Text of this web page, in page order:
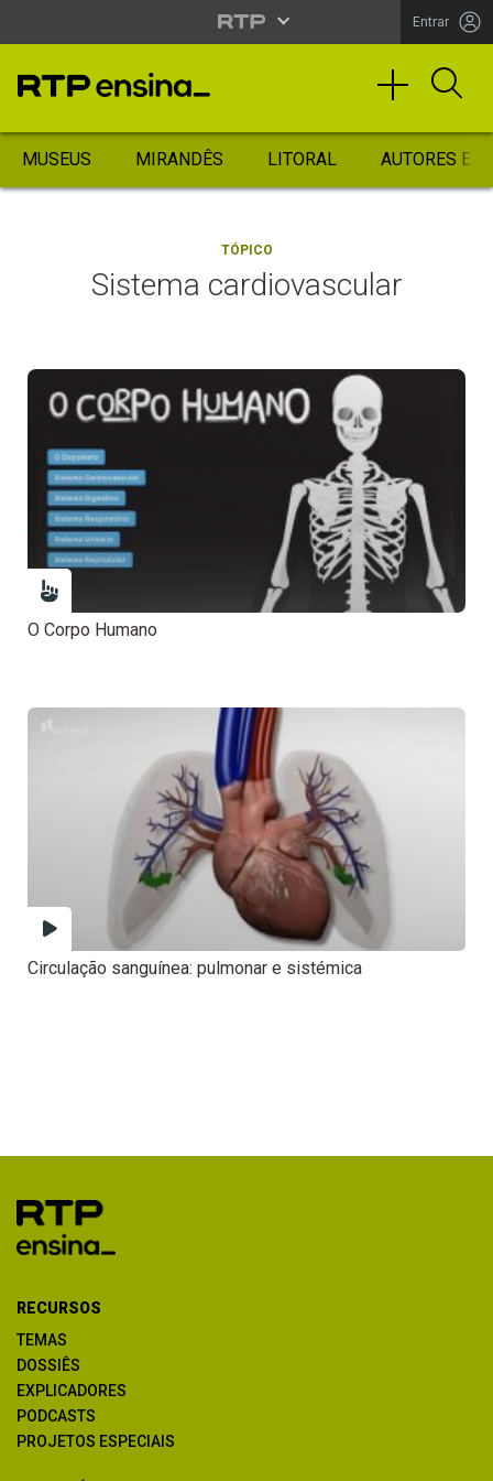
Entrar
MUSEUS MIRANDÊS LITORAL AUTORES
TÓPICO
Sistema cardiovascular
O Corpo Humano
Circulação sanguínea: pulmonar e sistémica
RECURSOS
TEMAS
DOSSIÊS
EXPLICADORES
PODCASTS
PROJETOS ESPECIAIS